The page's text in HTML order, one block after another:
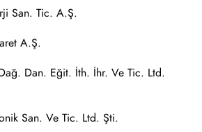
San. Tic. A.Ş.
A.Ş.
Dan. Eğit. İth. İhr. Ve Tic. Ltd.
San. Ve Tic. Ltd. Şti.